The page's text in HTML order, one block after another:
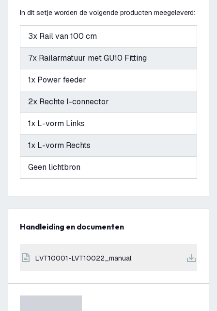
In dit setje worden de volgende producten meegeleverd:
3x Rail van 100 cm
7x Railarmatuur met GU10 Fitting
1x Power feeder
2x Rechte I-connector
1x L-vorm Links
1x L-vorm Rechts
Geen lichtbron
Handleiding en documenten
LVT10001-LVT10022_manual